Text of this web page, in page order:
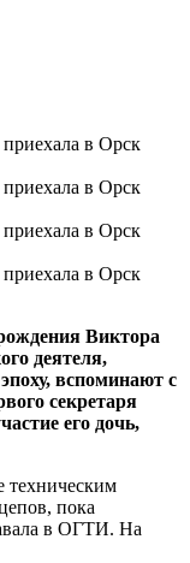
Виктора
деятеля,
вспоминают с
секретаря
его дочь,
техническим
пока
в ОГТИ. На